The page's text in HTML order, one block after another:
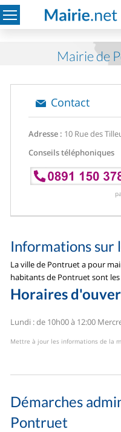
Mairie de
Contact
Adresse : 10 Rue des
Conseils téléphoniques
Informations sur
La ville de Pontruet a pour
habitants de Pontruet sont les
Horaires
Lundi : de 10h00 à 12:00
Mettre à jour les informations de la
Démarches
Pontruet